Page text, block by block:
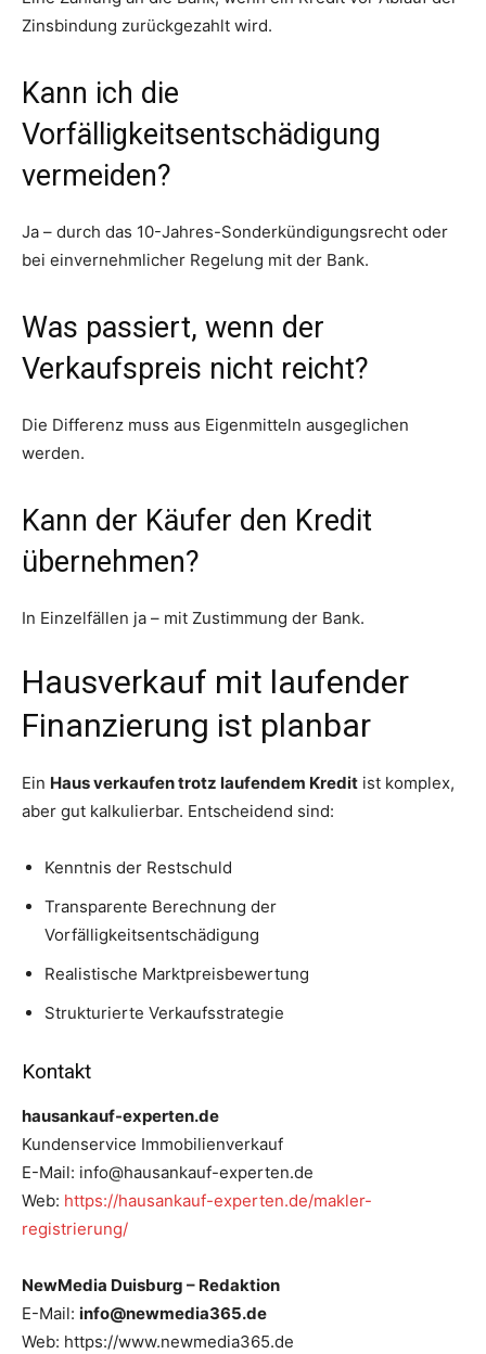
Zinsbindung zurückgezahlt wird.
Kann ich die
Vorfälligkeitsentschädigung
vermeiden?
Ja – durch das 10-Jahres-Sonderkündigungsrecht oder
bei einvernehmlicher Regelung mit der Bank.
Was passiert, wenn der
Verkaufspreis nicht reicht?
Die Differenz muss aus Eigenmitteln ausgeglichen
werden.
Kann der Käufer den Kredit
übernehmen?
In Einzelfällen ja – mit Zustimmung der Bank.
Hausverkauf mit laufender
Finanzierung ist planbar
Ein Haus verkaufen trotz laufendem Kredit ist komplex,
aber gut kalkulierbar. Entscheidend sind:
Kenntnis der Restschuld
Transparente Berechnung der
Vorfälligkeitsentschädigung
Realistische Marktpreisbewertung
Strukturierte Verkaufsstrategie
Kontakt
hausankauf-experten.de
Kundenservice Immobilienverkauf
E-Mail: info@hausankauf-experten.de
Web: https://hausankauf-experten.de/makler-
registrierung/
NewMedia Duisburg – Redaktion
E-Mail: info@newmedia365.de
Web: https://www.newmedia365.de